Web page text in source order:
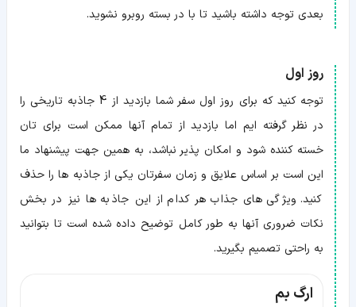
بعدی توجه داشته باشید تا با در بسته روبرو نشوید.
روز اول
توجه کنید که برای روز اول سفر شما بازدید از 4 جاذبه تاریخی را
در نظر گرفته ایم اما بازدید از تمام آنها ممکن است برای تان
خسته کننده شود و امکان پذیر نباشد، به همین جهت پیشنهاد ما
این است بر اساس علایق و زمان سفرتان یکی از جاذبه ها را حذف
کنید. ویژگی های جذاب هر کدام از این جاذبه ها نیز در بخش
نکات ضروری آنها به طور کامل توضیح داده شده است تا بتوانید
به راحتی تصمیم بگیرید.
ارگ بم